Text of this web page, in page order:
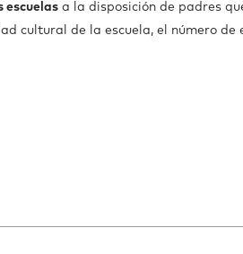
escuelas a la disposición de padres
cultural de la escuela, el número